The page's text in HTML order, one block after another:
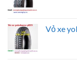
Vỏ xe